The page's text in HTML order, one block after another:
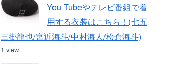
You Tubeやテレビ番組で着
用する衣装はこちら！(七五
三掛龍也/宮近海斗/中村海人/松倉海斗)
1 view